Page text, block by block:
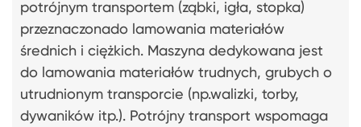
potrójnym transportem (ząbki, igła, stopka)
przeznaczonado lamowania materiałów
średnich i ciężkich. Maszyna dedykowana jest
do lamowania materiałów trudnych, grubych o
utrudnionym transporcie (np.walizki, torby,
dywaników itp.). Potrójny transport wspomaga